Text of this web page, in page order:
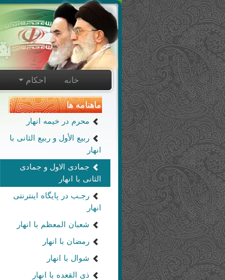
خانه احکام
ماهنامه ها
محرم در خیمه انهار
ربیع الأول و ربیع الثانی با
انهار
جمادی الاول و جمادی
الثانی با انهار
رجـب در پایگاه اینترنتی
انهار
شعبان المعظم با انهار
رمضان با انهار
شوال با انهار
ذی القعده با انهار